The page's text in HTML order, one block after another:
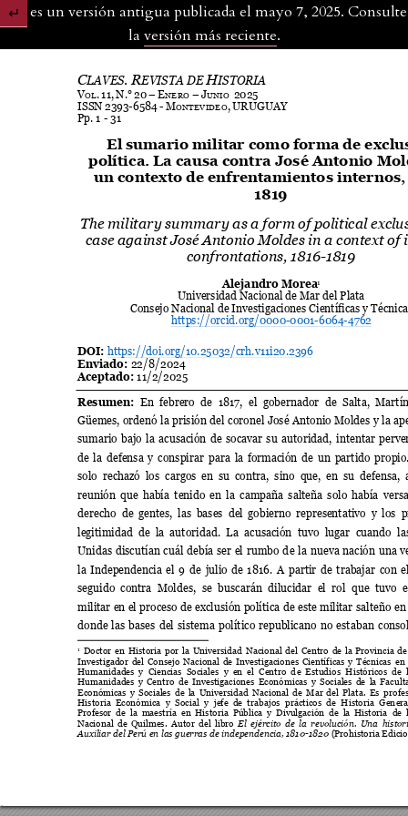
Volver a los detalles del artículo
Esta es un versión antigua publicada el mayo 7, 2025. Consulte
la versión más reciente.